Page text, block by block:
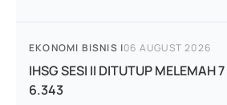
EKONOMI BISNIS |06 AUGUST 2026
IHSG SESI II DITUTUP MELEMAH 7
6.343